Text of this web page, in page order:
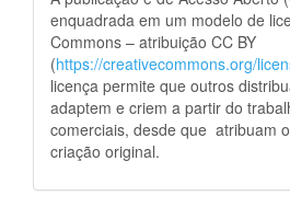
enquadrada em um modelo de
Commons – atribuição CC BY
(https://creativecommons.org/
licença permite que outros
adaptem e criem a partir do
comerciais, desde que atribuam
criação original.